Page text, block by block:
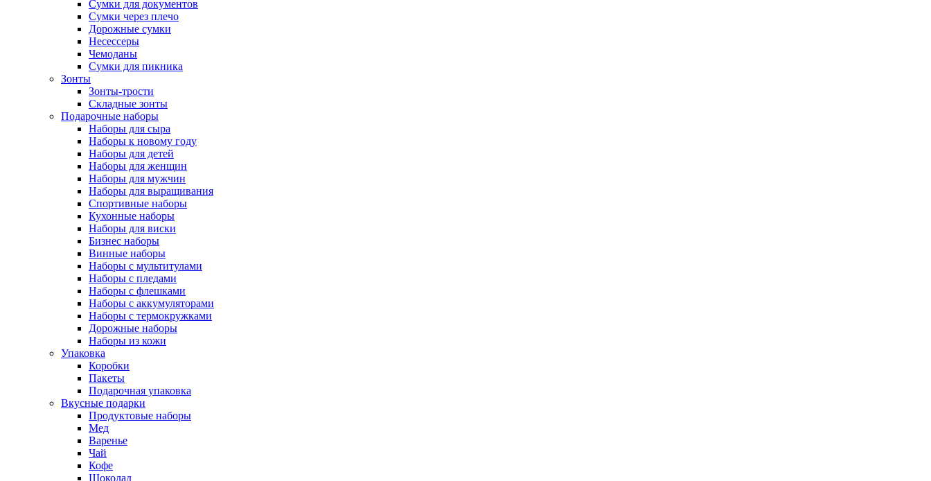
Сумки для документов
Сумки через плечо
Дорожные сумки
Несессеры
Чемоданы
Сумки для пикника
Зонты
Зонты-трости
Складные зонты
Подарочные наборы
Наборы для сыра
Наборы к новому году
Наборы для детей
Наборы для женщин
Наборы для мужчин
Наборы для выращивания
Спортивные наборы
Кухонные наборы
Наборы для виски
Бизнес наборы
Винные наборы
Наборы с мультитулами
Наборы с пледами
Наборы с флешками
Наборы с аккумуляторами
Наборы с термокружками
Дорожные наборы
Наборы из кожи
Упаковка
Коробки
Пакеты
Подарочная упаковка
Вкусные подарки
Продуктовые наборы
Мед
Варенье
Чай
Кофе
Шоколад